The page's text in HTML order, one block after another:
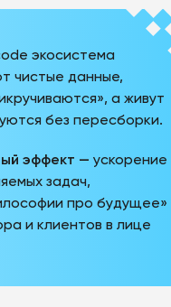
экосистема
чистые данные,
а живут
без пересборки.
эффект — ускорение
задач,
про будущее»
и клиентов в лице